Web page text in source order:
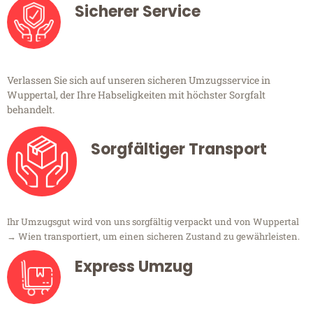
Sicherer Service
Verlassen Sie sich auf unseren sicheren Umzugsservice in
Wuppertal, der Ihre Habseligkeiten mit höchster Sorgfalt
behandelt.
Sorgfältiger Transport
Ihr Umzugsgut wird von uns sorgfältig verpackt und von Wuppertal
→ Wien transportiert, um einen sicheren Zustand zu gewährleisten.
Express Umzug